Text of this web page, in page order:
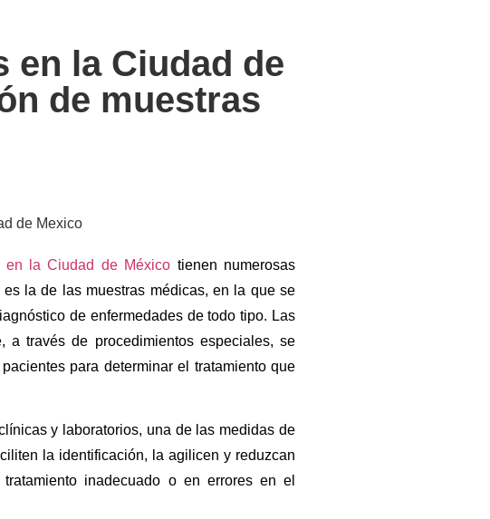
en la Ciudad de
de muestras
en la Ciudad de México tienen numerosas
la de las muestras médicas, en la que se
de enfermedades de todo tipo. Las
a través de procedimientos especiales, se
para determinar el tratamiento que
y laboratorios, una de las medidas de
la identificación, la agilicen y reduzcan
inadecuado o en errores en el